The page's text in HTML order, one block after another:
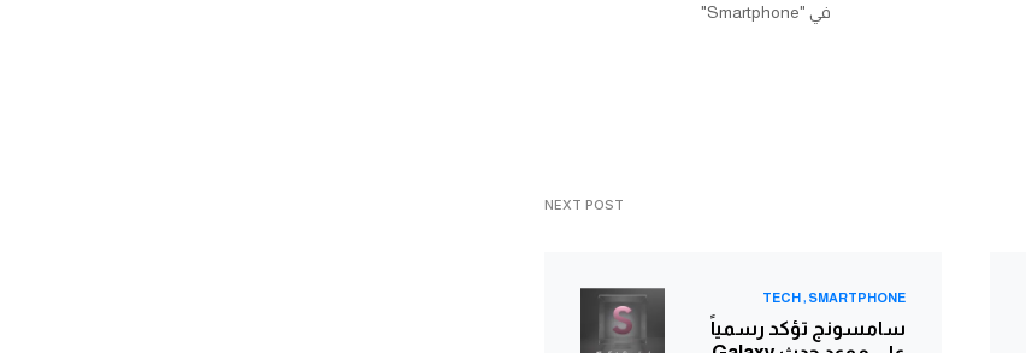
في "Smartphone"
NEXT POST
SMARTPHONE
TECH
سامسونج تؤكد رسمياً